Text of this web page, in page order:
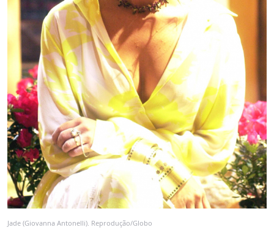
Jade (Giovanna Antonelli). Reprodução/Globo